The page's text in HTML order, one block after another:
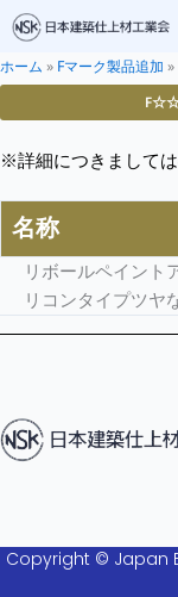
ホーム » Fマーク製品追加 »
※詳細につきまして
名称
リボールペイント
リコンタイプツヤ
Copyright © Japan